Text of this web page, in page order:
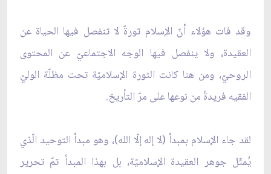
وقد فات هؤلاء أنّ الإسلام ثورةٌ لا تنفصل فيها الحياة عن
العقيدة، ولا ينفصل فيها الوجه الاجتماعيّ عن المحتوى
الروحيّ، ومن هنا كانت الثورة الإسلاميّة تحت مظلّة الوليّ
الفقيه فريدةً من نوعها على مرّ التأريخ.
لقد جاء الإسلام بمبدأ (لا إله إلّا الله)، وهو مبدأ التوحيد الّذي
يُمثّل جوهر العقيدة الإسلاميّة، بل بهذا المبدأ تمّ تحرير